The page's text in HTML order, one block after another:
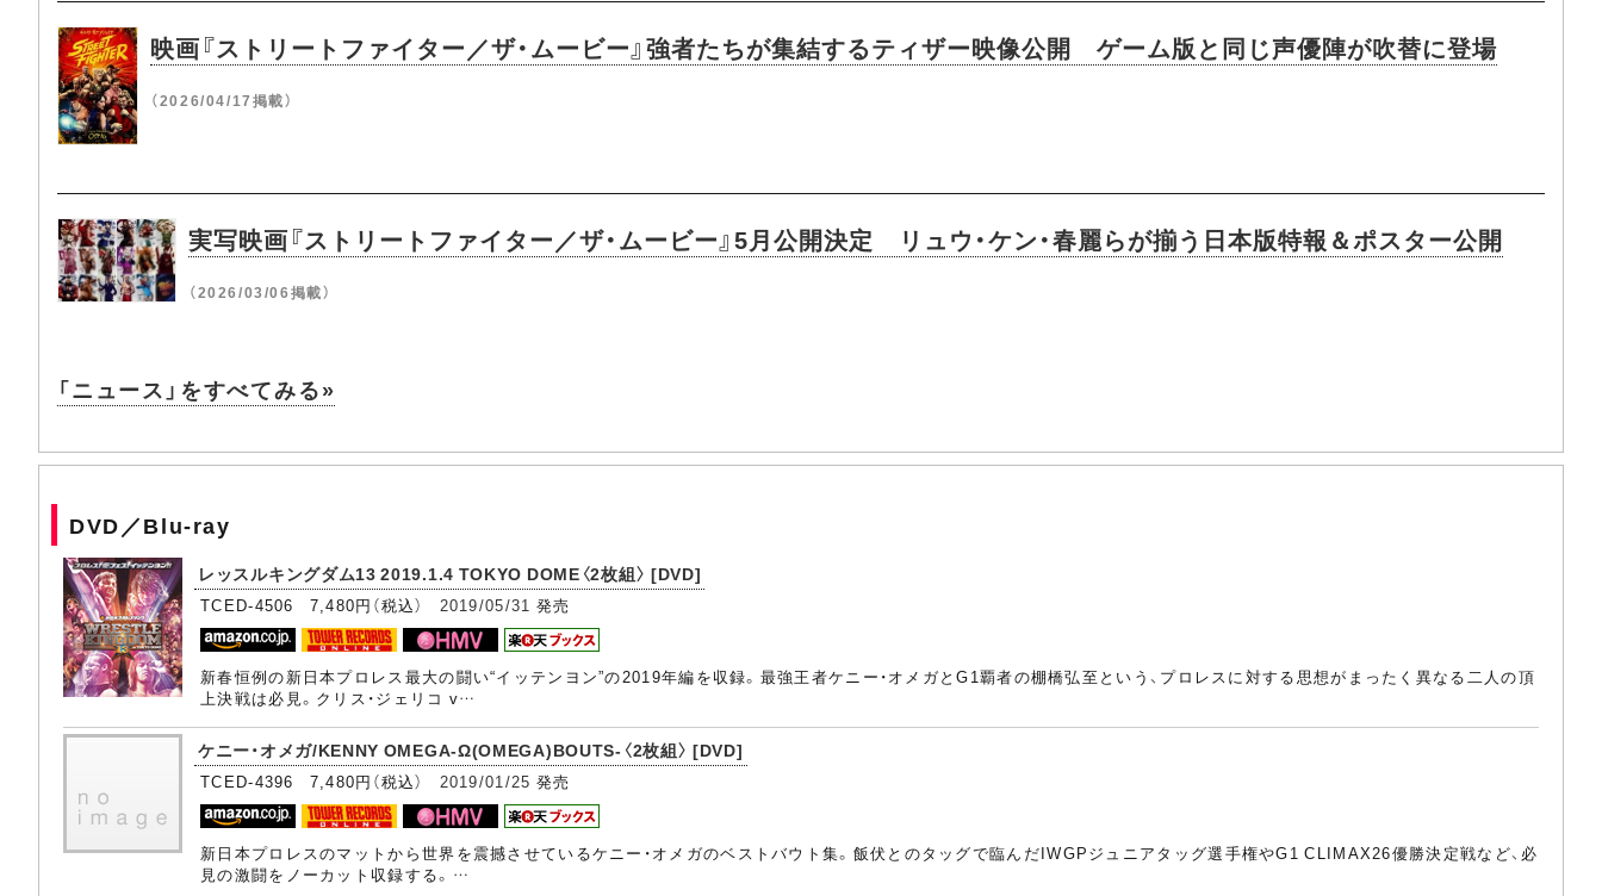
映画『ストリートファイター／ザ・ムービー』強者たちが集結するティザー映像公開 ゲーム版と同じ声優陣が吹替に登場
（2026/04/17掲載）
実写映画『ストリートファイター／ザ・ムービー』5月公開決定 リュウ・ケン・春麗らが揃う日本版特報＆ポスター公開
（2026/03/06掲載）
「ニュース」をすべてみる»
DVD／Blu-ray
レッスルキングダム13 2019.1.4 TOKYO DOME〈2枚組〉 [DVD]
TCED-4506 7,480円（税込） 2019/05/31 発売
新春恒例の新日本プロレス最大の闘い“イッテンヨン”の2019年編を収録。最強王者ケニー・オメガとG1覇者の棚橋弘至という、プロレスに対する思想がまったく異なる二人の頂
上決戦は必見。クリス・ジェリコ v…
ケニー・オメガ/KENNY OMEGA-Ω(OMEGA)BOUTS-〈2枚組〉 [DVD]
TCED-4396 7,480円（税込） 2019/01/25 発売
新日本プロレスのマットから世界を震撼させているケニー・オメガのベストバウト集。飯伏とのタッグで臨んだIWGPジュニアタッグ選手権やG1 CLIMAX26優勝決定戦など、必
見の激闘をノーカット収録する。…